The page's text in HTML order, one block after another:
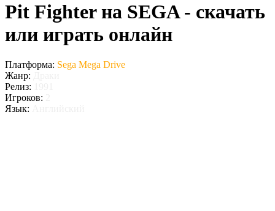
Pit Fighter на SEGA - скачать
или играть онлайн
Платформа: Sega Mega Drive
Жанр:
Релиз:
Игроков:
Язык: